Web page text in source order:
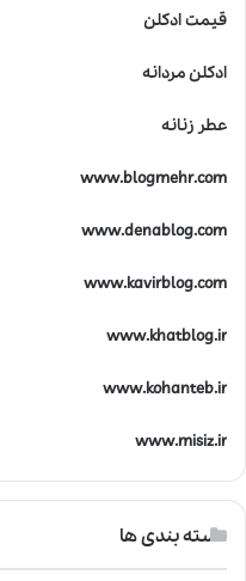
قیمت ادکلن
ادکلن مردانه
عطر زنانه
www.blogmehr.com
www.denablog.com
www.kavirblog.com
www.khatblog.ir
www.kohanteb.ir
www.misiz.ir
دسته بندی ها